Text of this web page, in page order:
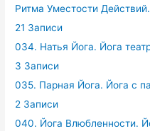
Ритма Уместости Действий.
21 Записи
034. Натья Йога. Йога
3 Записи
035. Парная Йога. Йога с
2 Записи
040. Йога Влюбленности.